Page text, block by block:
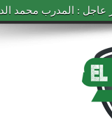
عاجل : المدرب محمد